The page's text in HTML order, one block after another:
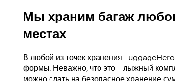
Мы храним багаж
местах
В любой из точек хранения
формы. Неважно, что это – лыжный
можно сдать на безопасное хранение